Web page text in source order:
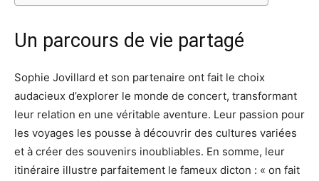
Un parcours de vie partagé
Sophie Jovillard et son partenaire ont fait le choix
audacieux d’explorer le monde de concert, transformant
leur relation en une véritable aventure. Leur passion pour
les voyages les pousse à découvrir des cultures variées
et à créer des souvenirs inoubliables. En somme, leur
itinéraire illustre parfaitement le fameux dicton : « on fait